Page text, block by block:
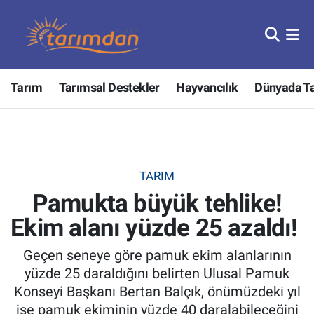
Tarım Tarımsal Destekler Hayvancılık Dünyada
TARIM
Pamukta büyük tehlike!
Ekim alanı yüzde 25 azaldı!
Geçen seneye göre pamuk ekim alanlarının
yüzde 25 daraldığını belirten Ulusal Pamuk
Konseyi Başkanı Bertan Balçık, önümüzdeki yıl
ise pamuk ekiminin yüzde 40 daralabileceğini
Tarım
Hayvancılık
Tarımsal Destekler
Tarım Bakanlığı
TZOB
Tarım Kredi Kooperatifleri
Nöbetçi Eczaneler
Hava Durumu
Tüm Manşetler
Son Dakika Haberleri
Haber Arşivi